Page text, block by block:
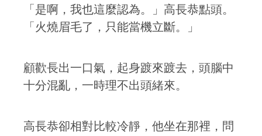
「是啊，我也這麼認為。」高長恭點頭。
「火燒眉毛了，只能當機立斷。」
顧歡長出一口氣，起身踱來踱去，頭腦中
十分混亂，一時理不出頭緒來。
高長恭卻相對比較冷靜，他坐在那裡，問